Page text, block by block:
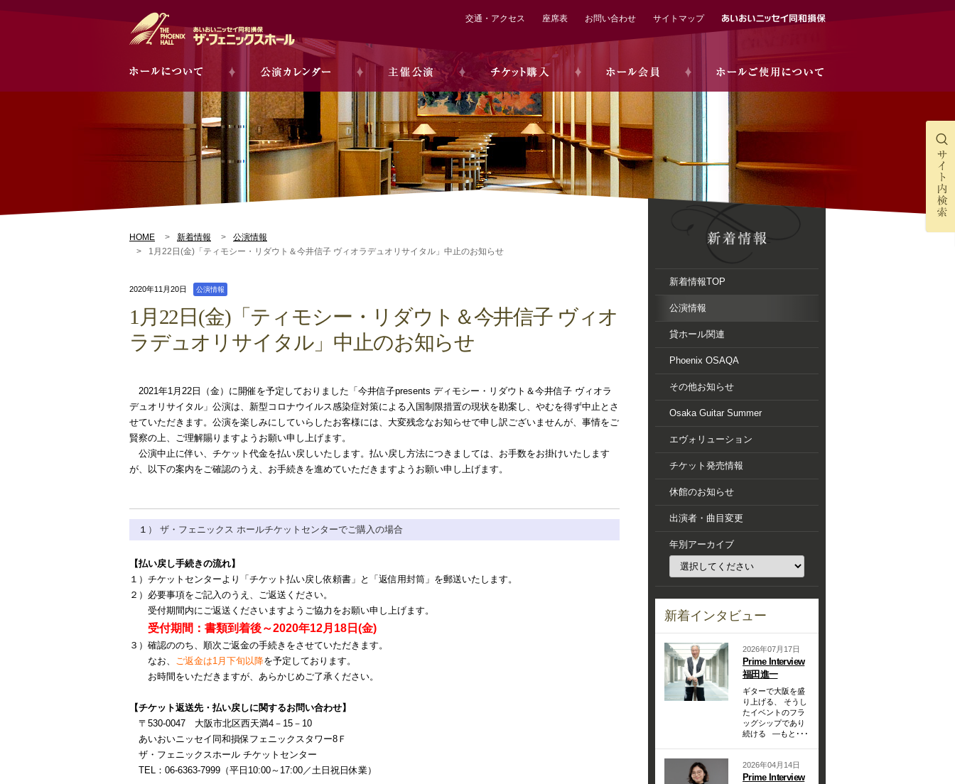
交通・アクセス 座席表 お問い合わせ サイトマップ
HOME 新着情報
公演情報
1月22日(金)「ティモシー・リダウト＆今井信子 ヴィオラデュオリサイタル」中止のお知らせ
2020年11月20日 公演情報
1月22日(金)「ティモシー・リダウト＆今井信子 ヴィオ
ラデュオリサイタル」中止のお知らせ
2021年1月22日（金）に開催を予定しておりました「今井信子presents ディモシー・リダウト＆今井信子 ヴィオラ
デュオリサイタル」公演は、新型コロナウイルス感染症対策による入国制限措置の現状を勘案し、やむを得ず中止とさ
せていただきます。公演を楽しみにしていらしたお客様には、大変残念なお知らせで申し訳ございませんが、事情をご
賢察の上、ご理解賜りますようお願い申し上げます。
公演中止に伴い、チケット代金を払い戻しいたします。払い戻し方法につきましては、お手数をお掛けいたします
が、以下の案内をご確認のうえ、お手続きを進めていただきますようお願い申し上げます。
１ ） ザ・フェニックス ホールチケットセンターでご購入の場合
【払い戻し手続きの流れ】
１）チケットセンターより
「チケット払い戻し依頼書」と「返信用封筒」を郵送いたします。
２）必要事項をご記入のうえ、ご返送ください。
受付期間内にご返送くださいますようご協力をお願い申し上げます。
受付期間：書類到着後～2020年12月18日(金)
３）確認ののち、順次ご返金の手続きをさせていただきます。
なお、 ご返金は1月下旬以降を予定しております。
お時間をいただきますが、あらかじめご了承ください。
【チケット返送先・払い戻しに関するお問い合わせ】
〒530-0047 大阪市北区西天満4－15－10
あいおいニッセイ同和損保フェニックスタワー8Ｆ
ザ・フェニックスホール チケットセンター
TEL：06-6363-7999（平日10:00～17:00／土日祝日休業）
新着情報TOP
公演情報
貸ホール関連
Phoenix OSAQA
その他お知らせ
Osaka Guitar Summer
エヴォリューション
チケット発売情報
休館のお知らせ
出演者・曲目変更
年別アーカイブ
新着インタビュー
2026年07月17日
Prime Interview
福田進一
ギターで大阪を盛
り上げる、 そうし
たイベントのフラ
ッグシップであり
続ける —もと･･･
2026年04月14日
Prime Interview